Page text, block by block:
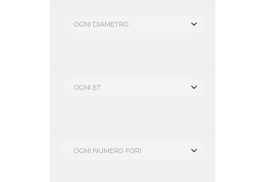
OGNI DIAMETRO
OGNI ET
OGNI NUMERO FORI